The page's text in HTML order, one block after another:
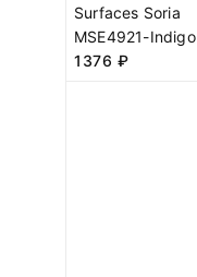
Surfaces Soria
MSE4921-Indigo
1376 ₽